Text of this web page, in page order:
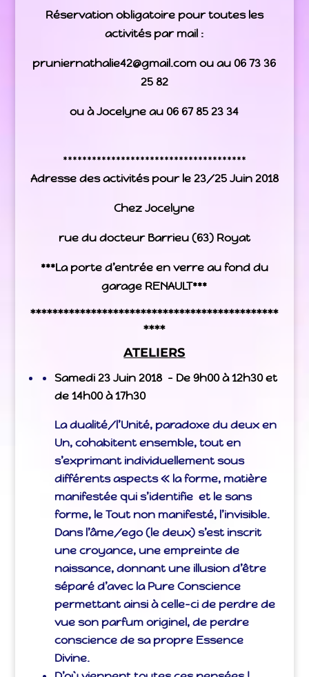
Réservation obligatoire pour toutes les
activités par mail :
pruniernathalie42@gmail.comou au 06 73 36
25 82
ou à Jocelyne au 06 67 85 23 34
**************************************
Adresse des activités pour le 23/25 Juin 2018
Chez Jocelyne
rue du docteur Barrieu (63) Royat
***La porte d’entrée en verre au fond du
garage RENAULT***
*********************************************
****
ATELIERS
Samedi 23 Juin 2018 – De 9h00 à 12h30 et
de 14h00 à 17h30
La dualité/l’Unité, paradoxe du deux en
Un, cohabitent ensemble, tout en
s’exprimant individuellement sous
différents aspects « la forme, matière
manifestée qui s’identifie et le sans
forme, le Tout non manifesté, l’invisible.
Dans l’âme/ego (le deux) s’est inscrit
une croyance, une empreinte de
naissance, donnant une illusion d’être
séparé d’avec la Pure Conscience
permettant ainsi à celle-ci de perdre de
vue son parfum originel, de perdre
conscience de sa propre Essence
Divine.